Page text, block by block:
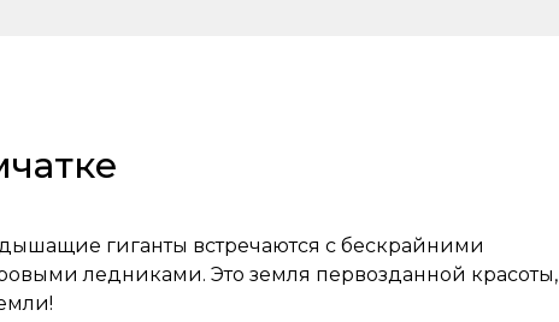
гиганты встречаются с бескрайними
ледниками. Это земля первозданной красоты,